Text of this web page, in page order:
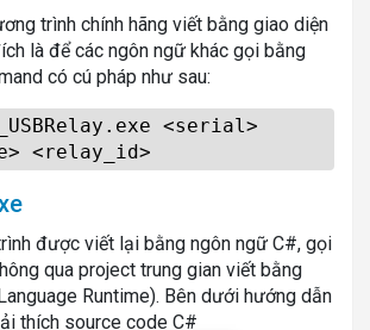
trình chính hãng viết bằng giao diện
là để các ngôn ngữ khác gọi bằng
có cú pháp như sau:
<serial>
<relay_id>
được viết lại bằng ngôn ngữ C#, gọi
qua project trung gian viết bằng
Runtime). Bên dưới hướng dẫn
thích source code C#